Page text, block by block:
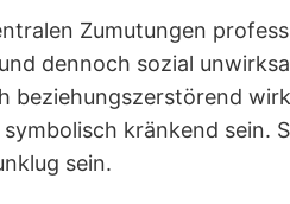
Zumutungen
dennoch sozial
beziehungszerstörend
kränkend sein.
sein.